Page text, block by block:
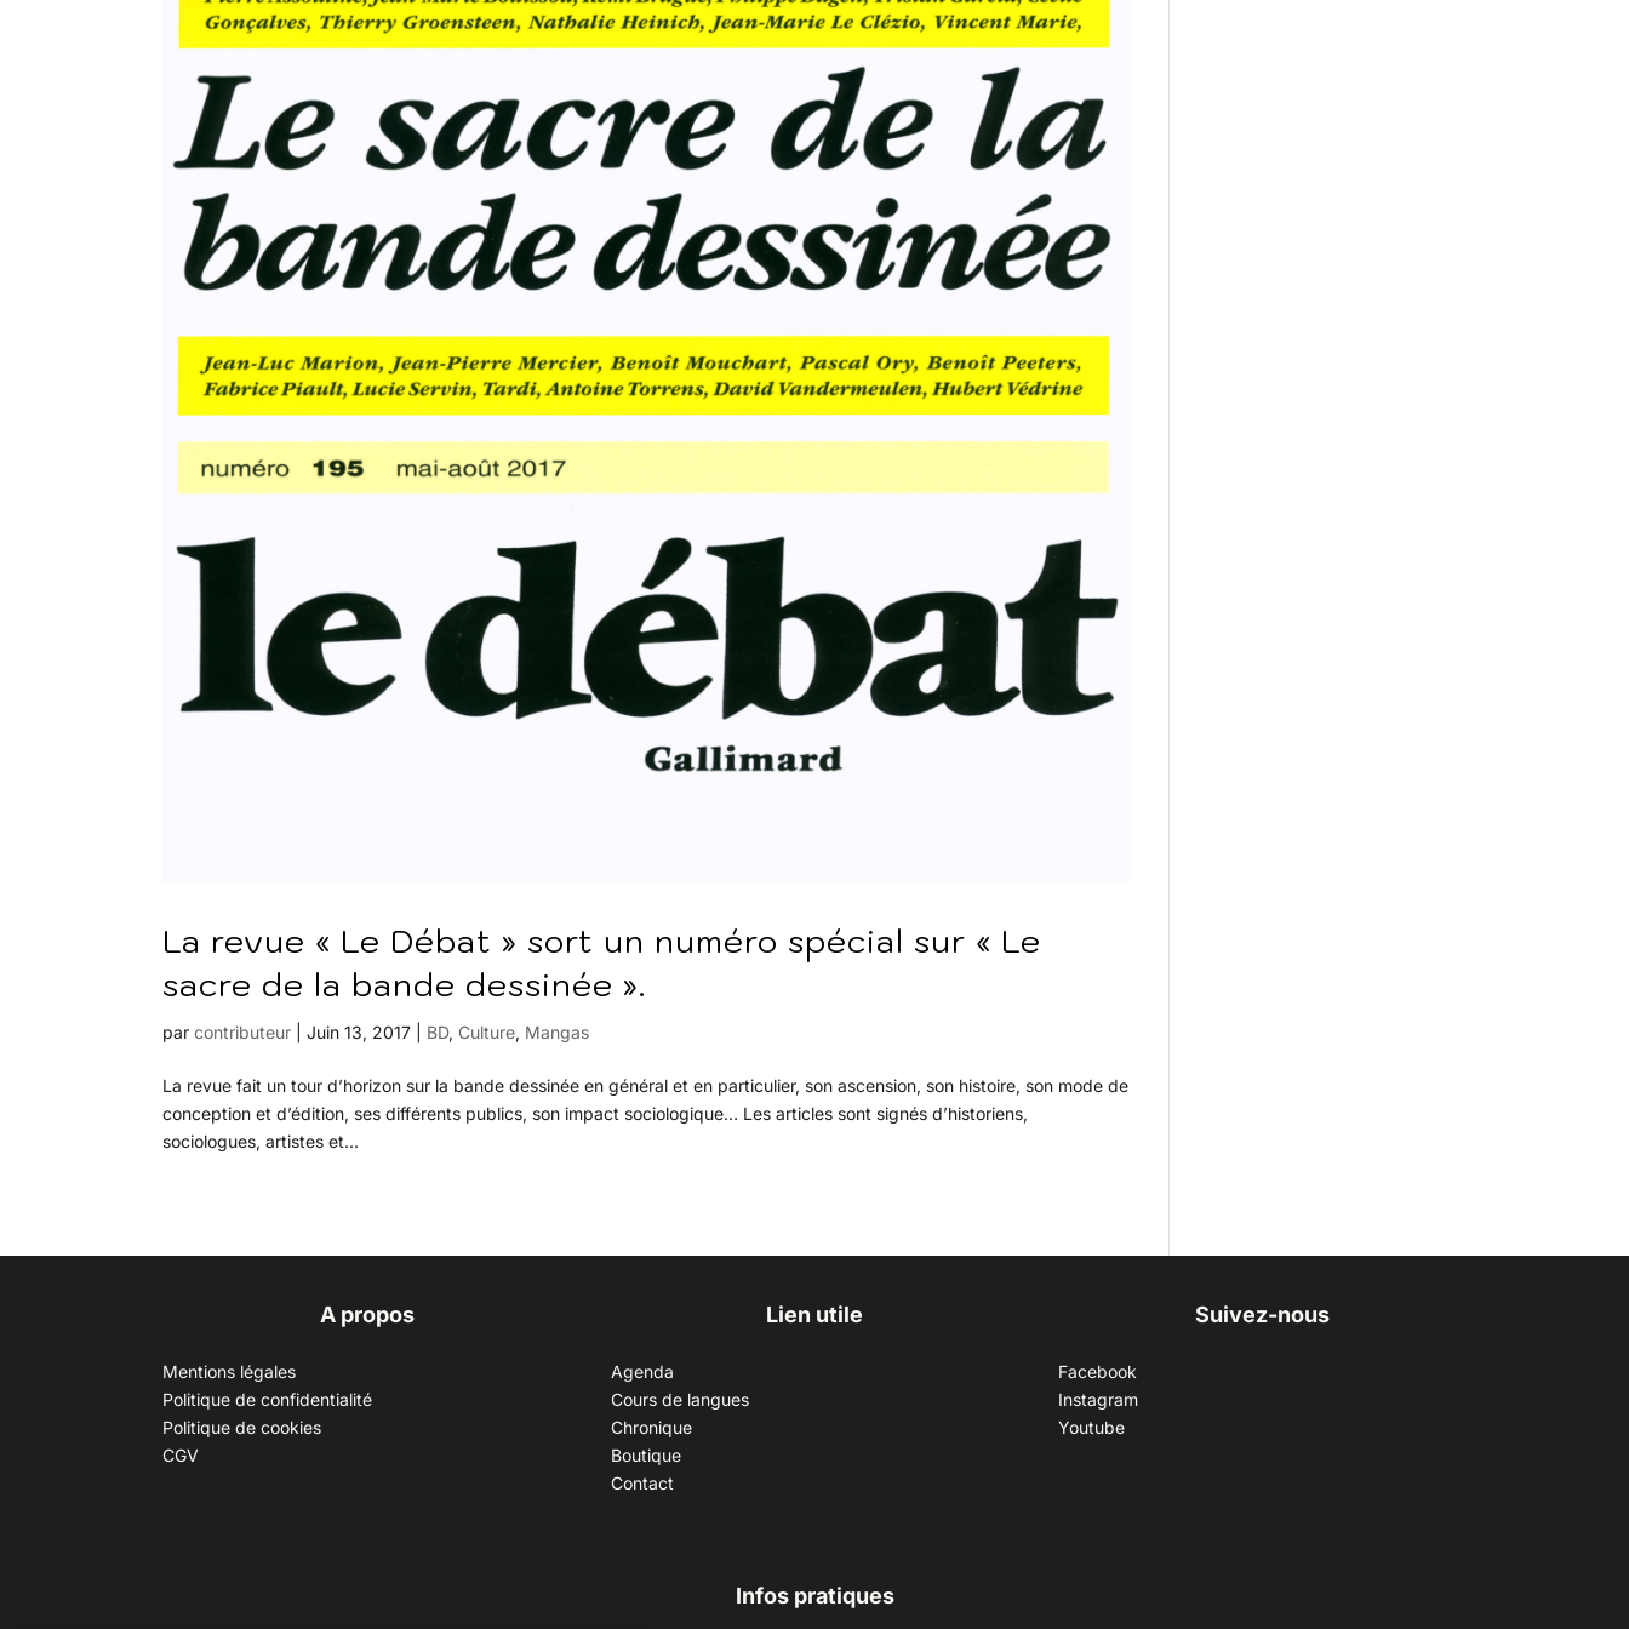
La revue « Le Débat » sort un numéro spécial sur « Le
sacre de la bande dessinée ».
parcontributeur |Juin 13, 2017 BD, Culture, Mangas
La revue fait un tour d’horizon sur la bande dessinée en général et en particulier, son ascension, son histoire, son mode de
conception et d’édition, ses différents publics, son impact sociologique… Les articles sont signés d’historiens,
sociologues, artistes et...
A propos
Mentions légales
Politique de confidentialité
Politique de cookies
CGV
Lien utile
Agenda
Cours de langues
Chronique
Boutique
Contact
Suivez-nous
Facebook
Instagram
Youtube
Infos pratiques